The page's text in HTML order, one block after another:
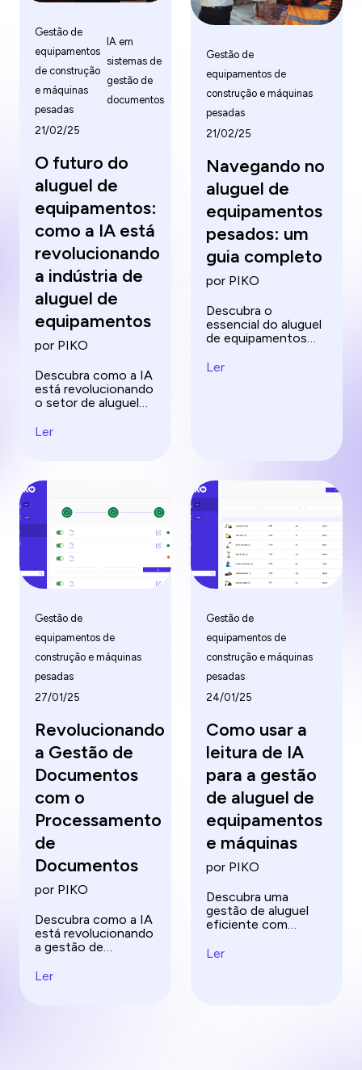
Gestão de
equipamentos
de construção
e máquinas
pesadas
IA em
sistemas de
gestão de
documentos
21/02/25
O futuro do
aluguel de
equipamentos:
como a IA está
revolucionando
a indústria de
aluguel de
equipamentos
por PIKO
Descubra como a IA
está revolucionando
o setor de aluguel
com manutenção
futuro do aluguel.
Ler
Gestão de
equipamentos de
construção e máquinas
pesadas
21/02/25
Navegando no
aluguel de
equipamentos
pesados: um
guia completo
por PIKO
Descubra o
essencial do aluguel
de equipamentos
guia completo.
Ler
Gestão de
equipamentos de
construção e máquinas
pesadas
27/01/25
Revolucionando
a Gestão de
Documentos
com o
Processamento
de
Documentos
por PIKO
Descubra como a IA
está revolucionando
a gestão de
processamento de
Ler
Gestão de
equipamentos de
construção e máquinas
pesadas
24/01/25
Como usar a
leitura de IA
para a gestão
de aluguel de
equipamentos
e máquinas
por PIKO
Descubra uma
gestão de aluguel
eficiente com
que leem e analisam
Ler